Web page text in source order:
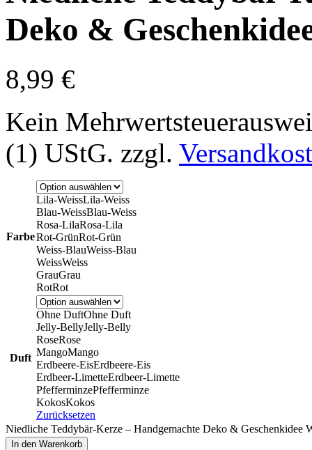
Deko &
8,99 €
Kein
(1) UStG. zzgl.
Farbe
Lila-WeissLila-Weiss
Blau-WeissBlau-Weiss
Rosa-LilaRosa-Lila
Rot-GrünRot-Grün
Weiss-BlauWeiss-Blau
WeissWeiss
GrauGrau
RotRot
Duft
Ohne DuftOhne Duft
Jelly-BellyJelly-Belly
RoseRose
MangoMango
Erdbeere-EisErdbeere-Eis
Erdbeer-LimetteErdbeer-Limette
PfefferminzePfefferminze
KokosKokos
Zurücksetzen
Niedliche Teddybär-Kerze – Handgemachte Deko & Geschenkidee
In den Warenkorb